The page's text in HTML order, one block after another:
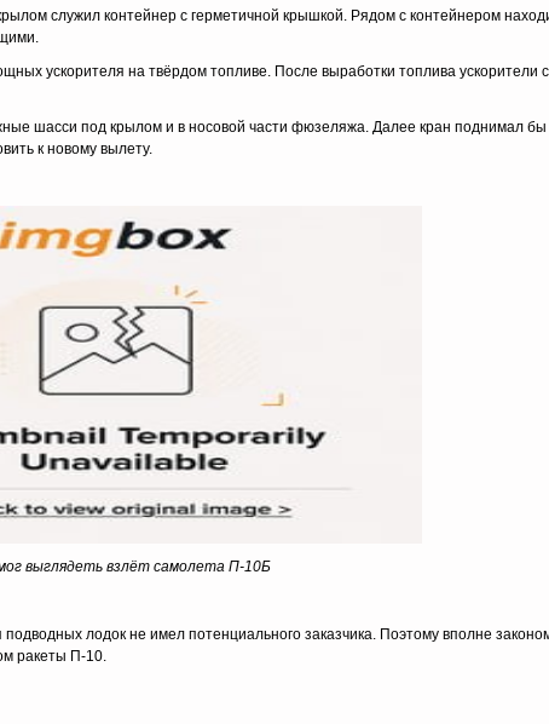
служил контейнер с герметичной крышкой. Рядом с контейнером
ускорителя на твёрдом топливе. После выработки топлива ускорители
шасси под крылом и в носовой части фюзеляжа. Далее кран поднимал
к новому вылету.
выглядеть взлёт самолета П-10Б
подводных лодок не имел потенциального заказчика. Поэтому вполне
ракеты П-10.